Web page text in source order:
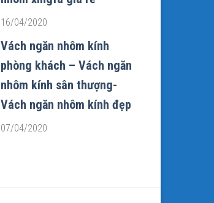
16/04/2020
Vách ngăn nhôm kính
phòng khách – Vách ngăn
nhôm kính sân thượng-
Vách ngăn nhôm kính đẹp
07/04/2020